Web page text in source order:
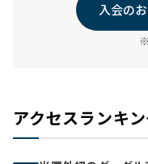
入会の
アクセスランキ